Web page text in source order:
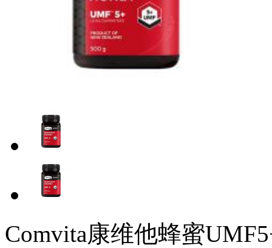
Comvita康维他蜂蜜